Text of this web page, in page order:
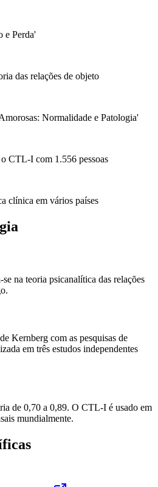
e Perda'
das relações de objeto
Normalidade e Patologia'
CTL-I com 1.556 pessoas
clínica em vários países
na teoria psicanalítica das relações
Kernberg com as pesquisas de
em três estudos independentes
de 0,70 a 0,89. O CTL-I é usado em
mundialmente.